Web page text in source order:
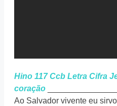
Hino 117 Ccb Letra Cifra
coração
Ao Salvador vivente eu